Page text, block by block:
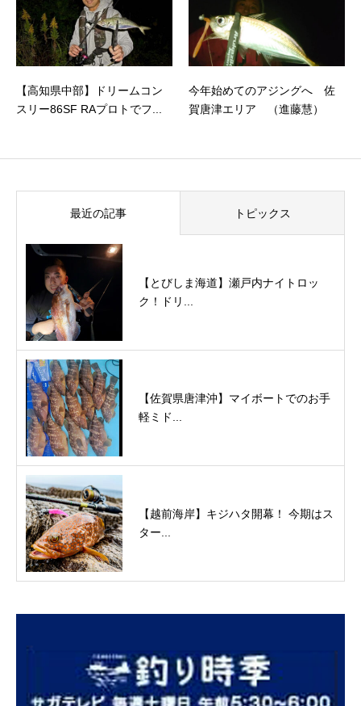
【高知県中部】ドリームコン
スリー86SF RAプロトでフ...
今年始めてのアジングへ 佐
賀唐津エリア （進藤慧）
最近の記事 トピックス
【とびしま海道】瀬戸内ナイトロッ
ク！ドリ...
【佐賀県唐津沖】マイボートでのお手
軽ミド...
【越前海岸】キジハタ開幕！ 今期はス
ター...